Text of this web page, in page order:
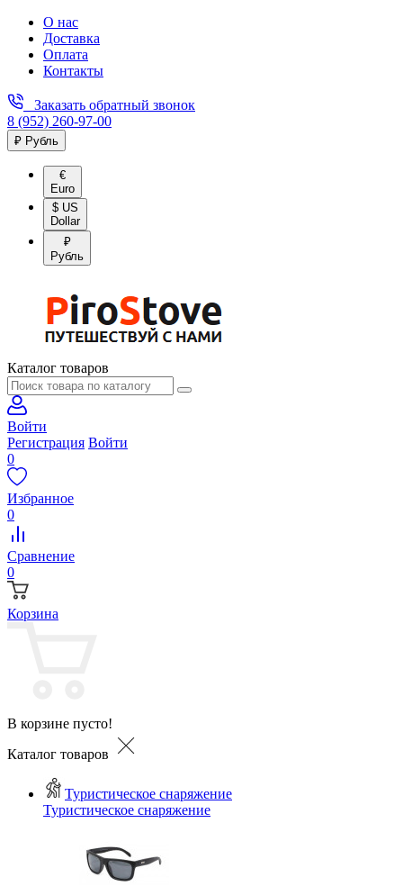
О нас
Доставка
Оплата
Контакты
Заказать обратный звонок
8 (952) 260-97-00
₽ Рубль
€
Euro
$ US
Dollar
₽
Рубль
Каталог товаров
Войти
Регистрация Войти
0
Избранное
0
Сравнение
0
Корзина
В корзине пусто!
Каталог товаров
Туристическое снаряжение
Туристическое снаряжение